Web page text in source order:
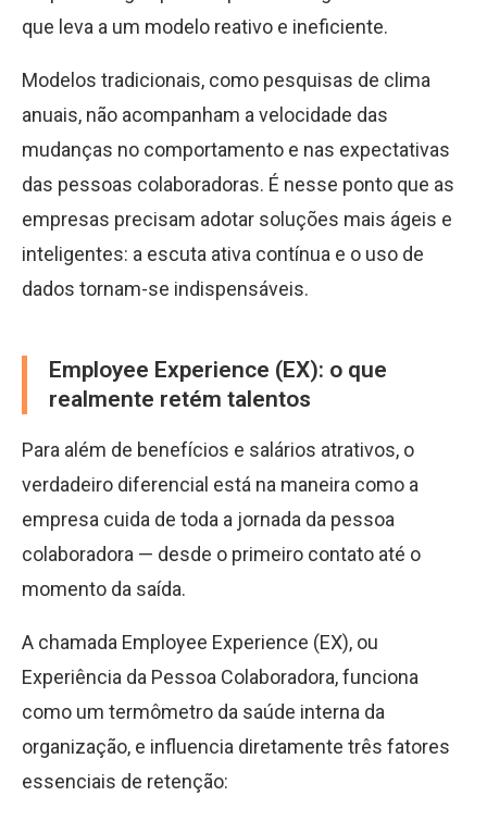
que leva a um modelo reativo e ineficiente.
Modelos tradicionais, como pesquisas de clima
anuais, não acompanham a velocidade das
mudanças no comportamento e nas expectativas
das pessoas colaboradoras. É nesse ponto que as
empresas precisam adotar soluções mais ágeis e
inteligentes: a escuta ativa contínua e o uso de
dados tornam-se indispensáveis.
Employee Experience (EX): o que
realmente retém talentos
Para além de benefícios e salários atrativos, o
verdadeiro diferencial está na maneira como a
empresa cuida de toda a jornada da pessoa
colaboradora — desde o primeiro contato até o
momento da saída.
A chamada Employee Experience (EX), ou
Experiência da Pessoa Colaboradora, funciona
como um termômetro da saúde interna da
organização, e influencia diretamente três fatores
essenciais de retenção: